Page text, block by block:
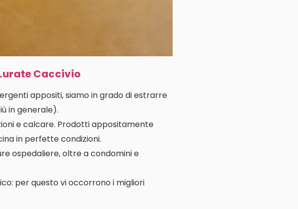
Caccivio
appositi, siamo in grado di estrarre
in generale).
e calcare. Prodotti appositamente
in perfette condizioni.
ospedaliere, oltre a condomini e
per questo vi occorrono i migliori